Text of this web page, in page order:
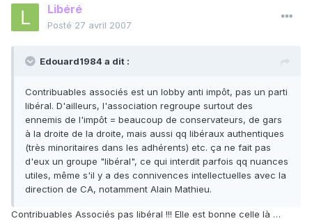
Libéré
Posté 27 avril 2007
Edouard1984 a dit :
Contribuables associés est un lobby anti impôt, pas un parti
libéral. D'ailleurs, l'association regroupe surtout des
ennemis de l'impôt = beaucoup de conservateurs, de gars
à la droite de la droite, mais aussi qq libéraux authentiques
(très minoritaires dans les adhérents) etc. ça ne fait pas
d'eux un groupe "libéral", ce qui interdit parfois qq nuances
utiles, même s'il y a des connivences intellectuelles avec la
direction de CA, notamment Alain Mathieu.
Contribuables Associés pas libéral !!! Elle est bonne celle là …